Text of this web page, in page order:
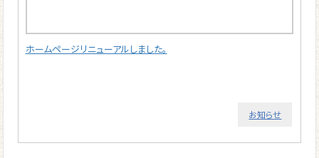
ホームページリニューアルしました。
お知らせ